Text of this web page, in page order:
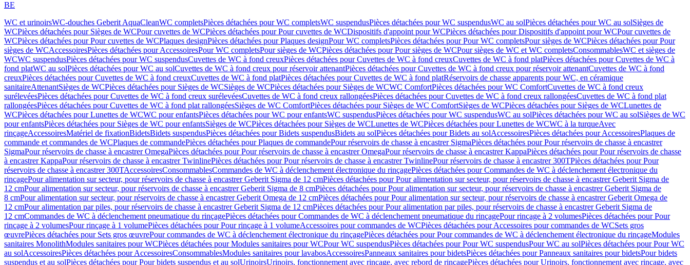
BE
WC et urinoirsWC-douches Geberit AquaCleanWC completsPièces détachées pour WC completsWC suspendusPièces détachées pour WC suspendusWC au solPièces détachées pour WC au solSièges de
WCPièces détachées pour Sièges de WCPour cuvettes de WCPièces détachées pour Pour cuvettes de WCDispositifs d'appoint pour WCPièces détachées pour Dispositifs d'appoint pour WCPour cuvettes de
WCPièces détachées pour Pour cuvettes de WCPlaques designPièces détachées pour Plaques designPour WC completsPièces détachées pour Pour WC completsPour sièges de WCPièces détachées pour Pour
sièges de WCAccessoiresPièces détachées pour AccessoiresPour WC completsPour sièges de WCPièces détachées pour Pour sièges de WCPour sièges de WC et WC completsConsommablesWC et sièges de
WCWC suspendusPièces détachées pour WC suspendusCuvettes de WC à fond creuxPièces détachées pour Cuvettes de WC à fond creuxCuvettes de WC à fond platPièces détachées pour Cuvettes de WC à
fond platWC au solPièces détachées pour WC au solCuvettes de WC à fond creux pour réservoir attenantPièces détachées pour Cuvettes de WC à fond creux pour réservoir attenantCuvettes de WC à fond
creuxPièces détachées pour Cuvettes de WC à fond creuxCuvettes de WC à fond platPièces détachées pour Cuvettes de WC à fond platRéservoirs de chasse apparents pour WC, en céramique
sanitaireAttenantSièges de WCPièces détachées pour Sièges de WCSièges de WCPièces détachées pour Sièges de WCWC ComfortPièces détachées pour WC ComfortCuvettes de WC à fond creux
surélevéesPièces détachées pour Cuvettes de WC à fond creux surélevéesCuvettes de WC à fond creux rallongéesPièces détachées pour Cuvettes de WC à fond creux rallongéesCuvettes de WC à fond plat
rallongéesPièces détachées pour Cuvettes de WC à fond plat rallongéesSièges de WC ComfortPièces détachées pour Sièges de WC ComfortSièges de WCPièces détachées pour Sièges de WCLunettes de
WCPièces détachées pour Lunettes de WCWC pour enfantsPièces détachées pour WC pour enfantsWC suspendusPièces détachées pour WC suspendusWC au solPièces détachées pour WC au solSièges de WC
pour enfantsPièces détachées pour Sièges de WC pour enfantsSièges de WCPièces détachées pour Sièges de WCLunettes de WCPièces détachées pour Lunettes de WCWC à la turqueAvec
rinçageAccessoiresMatériel de fixationBidetsBidets suspendusPièces détachées pour Bidets suspendusBidets au solPièces détachées pour Bidets au solAccessoiresPièces détachées pour AccessoiresPlaques de
commande et commandes de WCPlaques de commandePièces détachées pour Plaques de commandePour réservoirs de chasse à encastrer SigmaPièces détachées pour Pour réservoirs de chasse à encastrer
SigmaPour réservoirs de chasse à encastrer OmegaPièces détachées pour Pour réservoirs de chasse à encastrer OmegaPour réservoirs de chasse à encastrer KappaPièces détachées pour Pour réservoirs de chasse
à encastrer KappaPour réservoirs de chasse à encastrer TwinlinePièces détachées pour Pour réservoirs de chasse à encastrer TwinlinePour réservoirs de chasse à encastrer 300TPièces détachées pour Pour
réservoirs de chasse à encastrer 300TAccessoiresConsommablesCommandes de WC à déclenchement électronique du rinçagePièces détachées pour Commandes de WC à déclenchement électronique du
rinçagePour alimentation sur secteur, pour réservoirs de chasse à encastrer Geberit Sigma de 12 cmPièces détachées pour Pour alimentation sur secteur, pour réservoirs de chasse à encastrer Geberit Sigma de
12 cmPour alimentation sur secteur, pour réservoirs de chasse à encastrer Geberit Sigma de 8 cmPièces détachées pour Pour alimentation sur secteur, pour réservoirs de chasse à encastrer Geberit Sigma de
8 cmPour alimentation sur secteur, pour réservoirs de chasse à encastrer Geberit Omega de 12 cmPièces détachées pour Pour alimentation sur secteur, pour réservoirs de chasse à encastrer Geberit Omega de
12 cmPour alimentation par piles, pour réservoirs de chasse à encastrer Geberit Sigma de 12 cmPièces détachées pour Pour alimentation par piles, pour réservoirs de chasse à encastrer Geberit Sigma de
12 cmCommandes de WC à déclenchement pneumatique du rinçagePièces détachées pour Commandes de WC à déclenchement pneumatique du rinçagePour rinçage à 2 volumesPièces détachées pour Pour
rinçage à 2 volumesPour rinçage à 1 volumePièces détachées pour Pour rinçage à 1 volumeAccessoires pour commandes de WCPièces détachées pour Accessoires pour commandes de WCSets gros
œuvrePièces détachées pour Sets gros œuvrePour commandes de WC à déclenchement électronique du rinçagePièces détachées pour Pour commandes de WC à déclenchement électronique du rinçageModules
sanitaires MonolithModules sanitaires pour WCPièces détachées pour Modules sanitaires pour WCPour WC suspendusPièces détachées pour Pour WC suspendusPour WC au solPièces détachées pour Pour WC
au solAccessoiresPièces détachées pour AccessoiresConsommablesModules sanitaires pour lavabosAccessoiresPanneaux sanitaires pour bidetsPièces détachées pour Panneaux sanitaires pour bidetsPour bidets
suspendus et au solPièces détachées pour Pour bidets suspendus et au solUrinoirsUrinoirs, fonctionnement avec rinçage, avec rebord de rinçagePièces détachées pour Urinoirs, fonctionnement avec rinçage, avec